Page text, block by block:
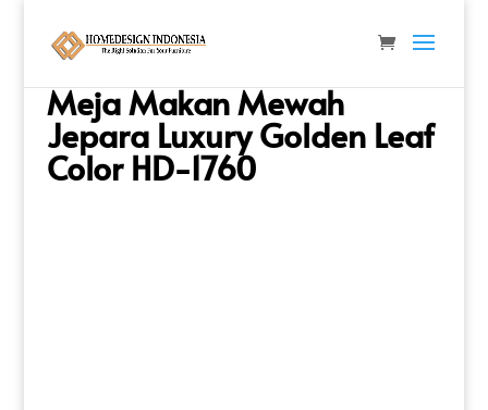
Makan Mewah Jepara Luxury Golden Leaf Color HD-
1760
Meja Makan Mewah
Jepara Luxury Golden Leaf
Color HD-1760